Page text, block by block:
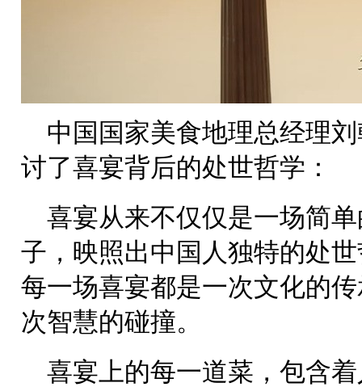
中国国家美食地理总经理
讨了喜宴背后的处世哲学：
喜宴从来不仅仅是一场简
子，映照出中国人独特的处
每一场喜宴都是一次文化的
次智慧的碰撞。
喜宴上的每一道菜，包含